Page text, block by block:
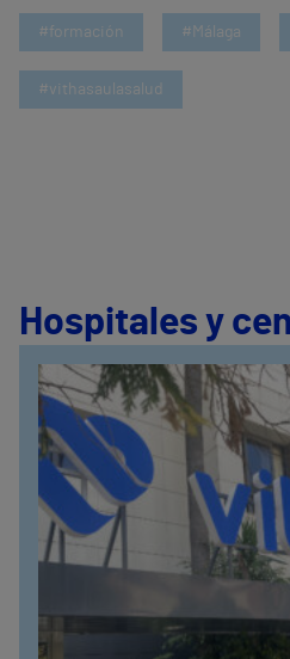
#formación #Málaga
#vithasaulasalud
Hospitales y